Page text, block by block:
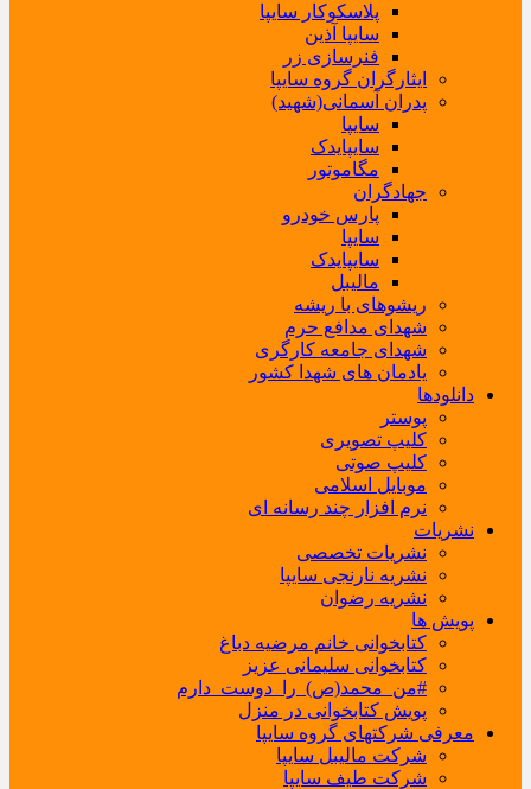
پلاسکوکار سایپا
سایپا آذین
فنرسازی زر
ایثارگران گروه سایپا
پدران آسمانی(شهید)
سایپا
سایپایدک
مگاموتور
جهادگران
پارس خودرو
سایپا
سایپایدک
مالیبل
ریشوهای با ریشه
شهدای مدافع حرم
شهدای جامعه کارگری
یادمان های شهدا کشور
دانلودها
پوستر
کلیپ تصویری
کلیپ صوتی
موبایل اسلامی
نرم افزار چند رسانه ای
نشریات
نشریات تخصصی
نشریه نارنجی سایپا
نشریه رضوان
پویش ها
کتابخوانی خانم مرضیه دباغ
کتابخوانی سلیمانی عزیز
#من_محمد(ص)_را_دوست_دارم
پویش کتابخوانی در منزل
معرفی شرکتهای گروه سایپا
شرکت مالیبل سایپا
شرکت طیف سایپا